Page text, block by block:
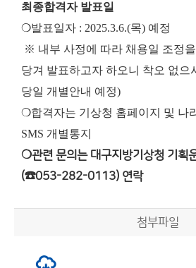
최종합격자 발표일
❍발표일자 : 2025.3.6.(목) 예정
※ 내부 사정에 따라 채용일 조정
당겨 발표하고자 하오니 착오 없으
당일 개별안내 예정)
❍합격자는 기상청 홈페이지 및 나
SMS 개별통지
❍관련 문의는 대구지방기상청 기획
(☎053-282-0113) 연락
첨부파일